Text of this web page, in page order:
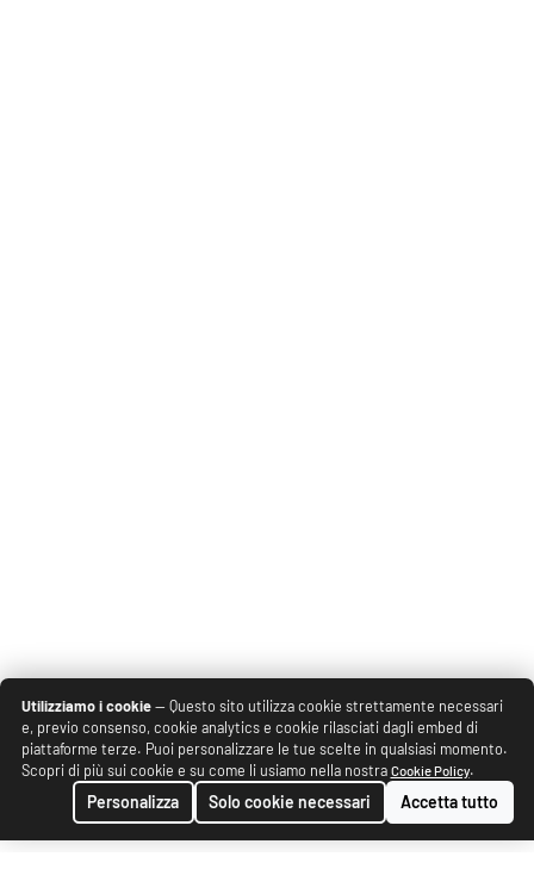
Utilizziamo i cookie— Questo sito utilizza cookie strettamente necessari
e, previo consenso, cookie analytics e cookie rilasciati dagli embed di
piattaforme terze. Puoi personalizzare le tue scelte in qualsiasi momento.
Scopri di più sui cookie e su come li usiamo nella nostra Cookie Policy.
Personalizza Solo cookie necessari Accetta tutto